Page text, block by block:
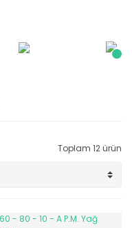
Toplam 12 ürün